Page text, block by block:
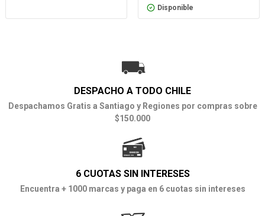
Disponible
DESPACHO A TODO CHILE
Despachamos Gratis a Santiago y Regiones por compras sobre
$150.000
6 CUOTAS SIN INTERESES
Encuentra + 1000 marcas y paga en 6 cuotas sin intereses